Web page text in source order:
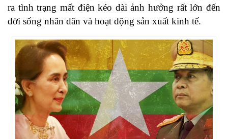
ra tình trạng mất điện kéo dài ảnh hưởng rất lớn đến
đời sống nhân dân và hoạt động sản xuất kinh tế.